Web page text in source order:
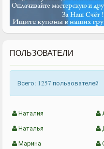
ПОЛЬЗОВАТЕЛИ
Всего: 1257 пользователей
Наталия
Наталья
Марина